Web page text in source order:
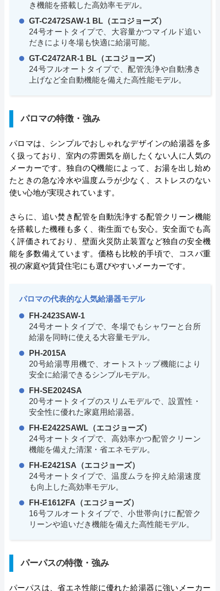
き機能を搭載した高効率モデル。
GT-C2472SAW-1 BL（エコジョーズ）
24号オートタイプで、大容量かつマイルド追い
だきにより冬場も快適に給湯可能。
GT-C2472AR-1 BL（エコジョーズ）
24号フルオートタイプで、配管洗浄や自動沸き
上げなど全自動機能を備えた高性能モデル。
パロマの特徴・強み
パロマは、シンプルでおしゃれなデザインの給湯器を多
く扱っており、室内の雰囲気を崩したくない人に人気の
メーカーです。独自のQ機能によって、お湯を出し始め
たときの急な冷水や温度ムラが少なく、ストレスのない
使い心地が実現されています。
さらに、追い焚き配管を自動洗浄する配管クリーン機能
を搭載した機種も多く、衛生面でも安心。安全面でも高
く評価されており、壁面火災防止装置など独自の安全機
能を多数備えています。価格も比較的手頃で、コスパ重
視の家庭や賃貸住宅にも選びやすいメーカーです。
パロマの代表的な人気給湯器モデル
FH-2423SAW-1
24号オートタイプで、冬場でもシャワーと台所
給湯を同時に使える大容量モデル。
PH-2015A
20号給湯専用機で、オートストップ機能により
安全に給湯できるシンプルモデル。
FH-SE2024SA
20号オートタイプのスリムモデルで、設置性・
安全性に優れた家庭用給湯器。
FH-E2422SAWL（エコジョーズ）
24号オートタイプで、高効率かつ配管クリーン
機能を備えた清潔・省エネモデル。
FH-E2421SA（エコジョーズ）
24号オートタイプで、温度ムラを抑え給湯速度
も向上した高効率モデル。
FH-E1612FA（エコジョーズ）
16号フルオートタイプで、小世帯向けに配管ク
リーンや追いだき機能を備えた高性能モデル。
パーパスの特徴・強み
パーパスは、省エネ性能に優れた給湯器に強いメーカー